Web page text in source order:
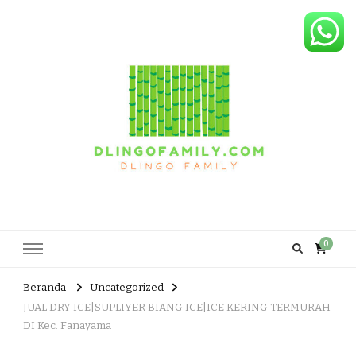
0
Beranda
Uncategorized
JUAL DRY ICE|SUPLIYER BIANG ICE|ICE KERING TERMURAH
DI Kec. Fanayama